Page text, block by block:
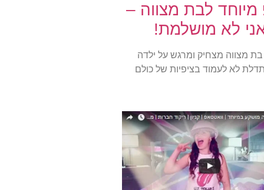
מיוחד לבת מצווה –
לא מושלמת!
בת מצווה מצחיק ומרגש על ילדה
לא לעמוד בציפיות של כולם